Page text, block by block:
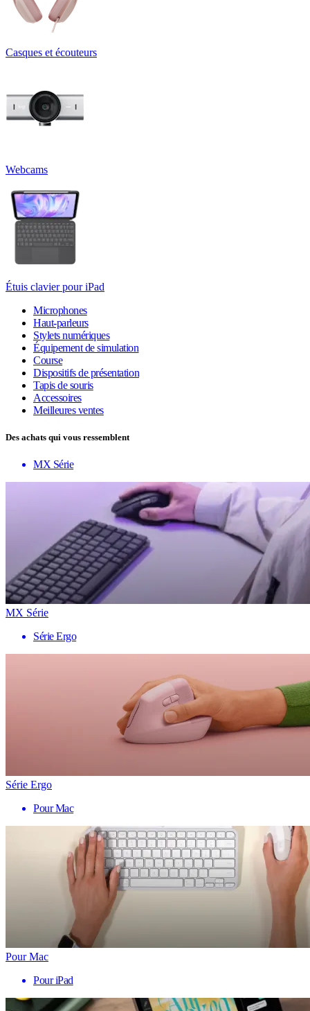
Casques et écouteurs
Webcams
Étuis clavier pour iPad
Microphones
Haut-parleurs
Stylets numériques
Équipement de simulation
Course
Dispositifs de présentation
Tapis de souris
Accessoires
Meilleures ventes
Des achats qui vous ressemblent
MX Série
MX Série
Série Ergo
Série Ergo
Pour Mac
Pour Mac
Pour iPad